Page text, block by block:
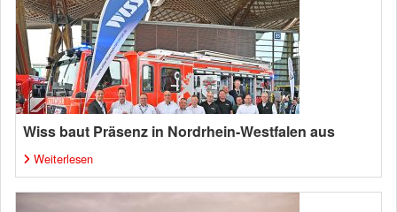
Wiss baut Präsenz in Nordrhein-Westfalen aus
Weiterlesen